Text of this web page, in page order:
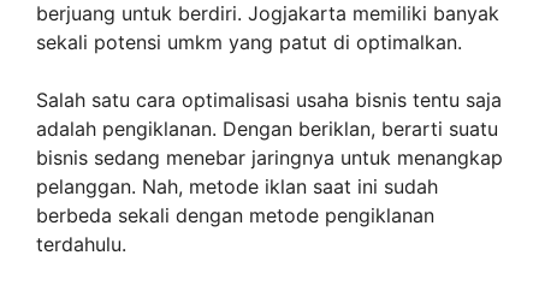
berjuang untuk berdiri. Jogjakarta memiliki banyak
sekali potensi umkm yang patut di optimalkan.
Salah satu cara optimalisasi usaha bisnis tentu saja
adalah pengiklanan. Dengan beriklan, berarti suatu
bisnis sedang menebar jaringnya untuk menangkap
pelanggan. Nah, metode iklan saat ini sudah
berbeda sekali dengan metode pengiklanan
terdahulu.